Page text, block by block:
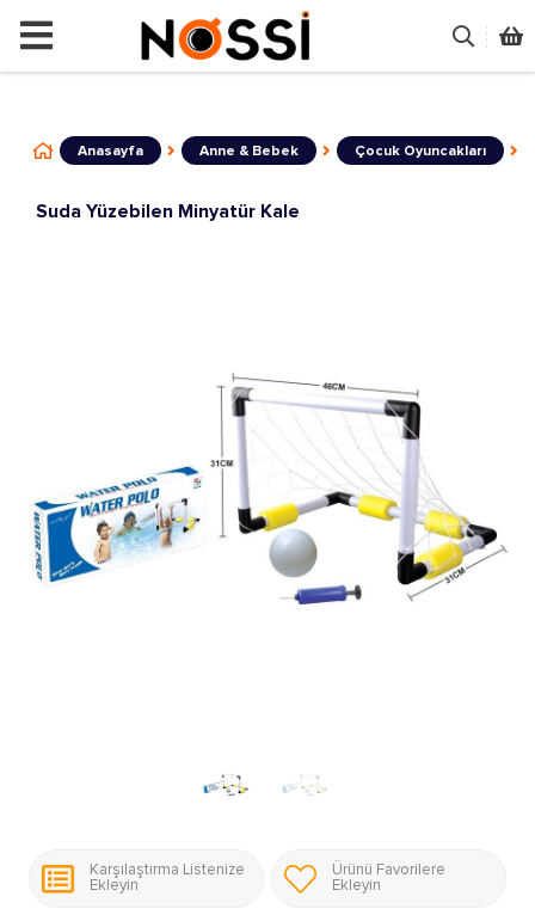
ÜRÜNLERİN TAMAMI
Anasayfa Anne & Bebek Çocuk Oyuncakları
Suda Yüzebilen Minyatür Kale
Karşılaştırma Listenize
Ekleyin
Ürünü Favorilere
Ekleyin